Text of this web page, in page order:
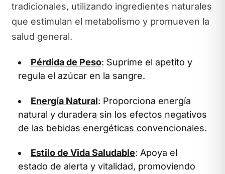
tradicionales, utilizando ingredientes naturales
que estimulan el metabolismo y promueven la
salud general.
Pérdida de Peso: Suprime el apetito y
regula el azúcar en la sangre.
Energía Natural: Proporciona energía
natural y duradera sin los efectos negativos
de las bebidas energéticas convencionales.
Estilo de Vida Saludable: Apoya el
estado de alerta y vitalidad, promoviendo